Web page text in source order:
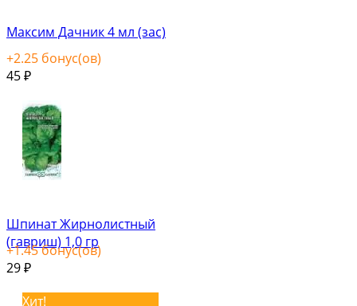
Максим Дачник 4 мл (зас)
+2.25 бонус(ов)
45 ₽
Шпинат Жирнолистный
(гавриш) 1,0 гр
+1.45бонус(ов)
29 ₽
Хит!